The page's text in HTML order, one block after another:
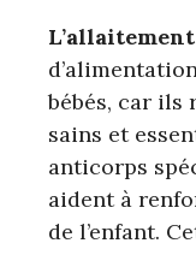
bébés, car ils
sains et
anticorps
aident à
de l’enfant.